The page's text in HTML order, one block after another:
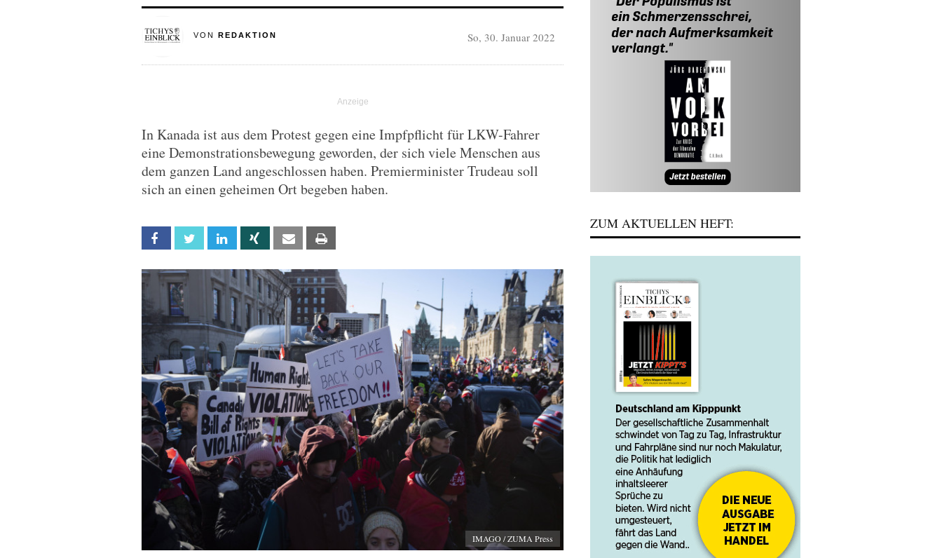
VON REDAKTION So, 30. Januar 2022
In Kanada ist aus dem Protest gegen eine Impfpflicht für LKW-Fahrer
eine Demonstrationsbewegung geworden, der sich viele Menschen aus
dem ganzen Land angeschlossen haben. Premierminister Trudeau soll
sich an einen geheimen Ort begeben haben.
Facebook Twitter Linkedin Xing Email
IMAGO / ZUMA Press
ZUM AKTUELLEN HEFT: